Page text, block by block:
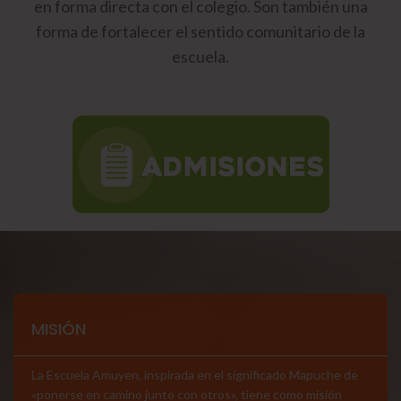
en forma directa con el colegio. Son también una
forma de fortalecer el sentido comunitario de la
escuela.
MISIÓN
La Escuela Amuyen, inspirada en el significado Mapuche de
«ponerse en camino junto con otros», tiene como misión